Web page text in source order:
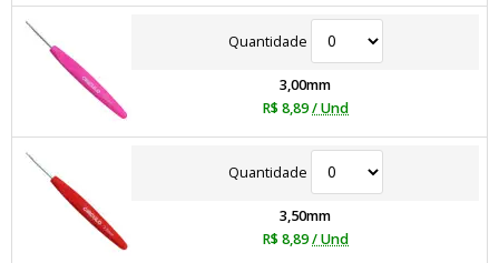
Quantidade
3,00mm
R$ 8,89/ Und
Quantidade
3,50mm
R$ 8,89/ Und